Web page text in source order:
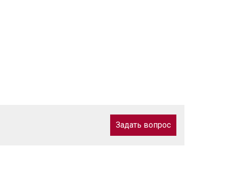
Задать вопрос